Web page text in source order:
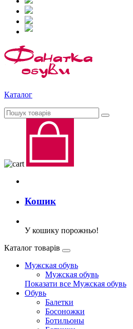
Каталог
Кошик
У кошику порожньо!
Каталог товарів
Мужская обувь
Мужская обувь
Показати все Мужская обувь
Обувь
Балетки
Босоножки
Ботильоны